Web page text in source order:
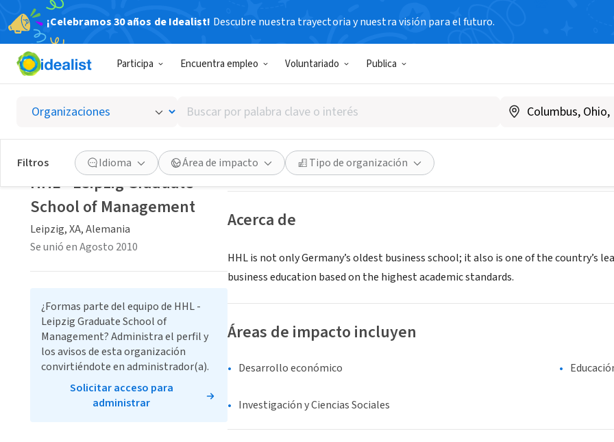
¡Celebramos 30 años de Idealist! Descubre nuestra trayectoria y nuestra visión para el futuro.
Participa Encuentra empleo Voluntariado Publica
Buscar
por
palabra
clave
o
interés
Filtros Idioma Área de impacto Tipo de organización
HHL - Leipzig Graduate School of
Leipzig, XA, Alemania|www.hhl.de
Guardar Compartir
Acerca de
HHL is not only Germany’s oldest business school; it also is one of the
business education based on the highest academic standards.
Áreas de impacto incluyen
Desarrollo económico
Investigación y Ciencias Sociales
HHL - Leipzig Graduate
School of Management
Leipzig, XA, Alemania
Se unió en Agosto 2010
¿Formas parte del equipo de HHL -
Leipzig Graduate School of
Management? Administra el perfil y
los avisos de esta organización
convirtiéndote en administrador(a).
Solicitar acceso para
administrar